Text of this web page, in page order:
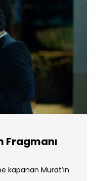
Fragmanı
kapanan Murat’ın